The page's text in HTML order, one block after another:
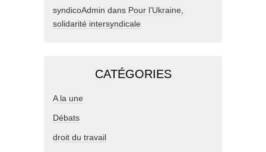
syndicoAdmin dans Pour l’Ukraine,
solidarité intersyndicale
CATÉGORIES
A la une
Débats
droit du travail